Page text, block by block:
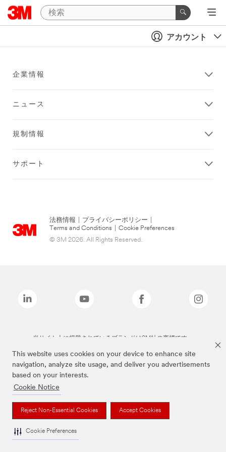
This website uses cookies on your device to enhance site
navigation, analyze site usage, and deliver you advertisements
based on your interests.
Cookie Notice
Reject Non-Essential Cookies Accept Cookies
Cookie Preferences
アカウント
企業情報
ニュース
規制情報
サポート
法務情報 プライバシーポリシー
Terms and Conditions
Cookie Preferences
© 3M 2026. All Rights Reserved.
当サイト上に掲載されているブランドは3M社の商標です。